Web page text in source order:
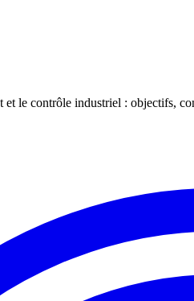
le contrôle industriel : objectifs,